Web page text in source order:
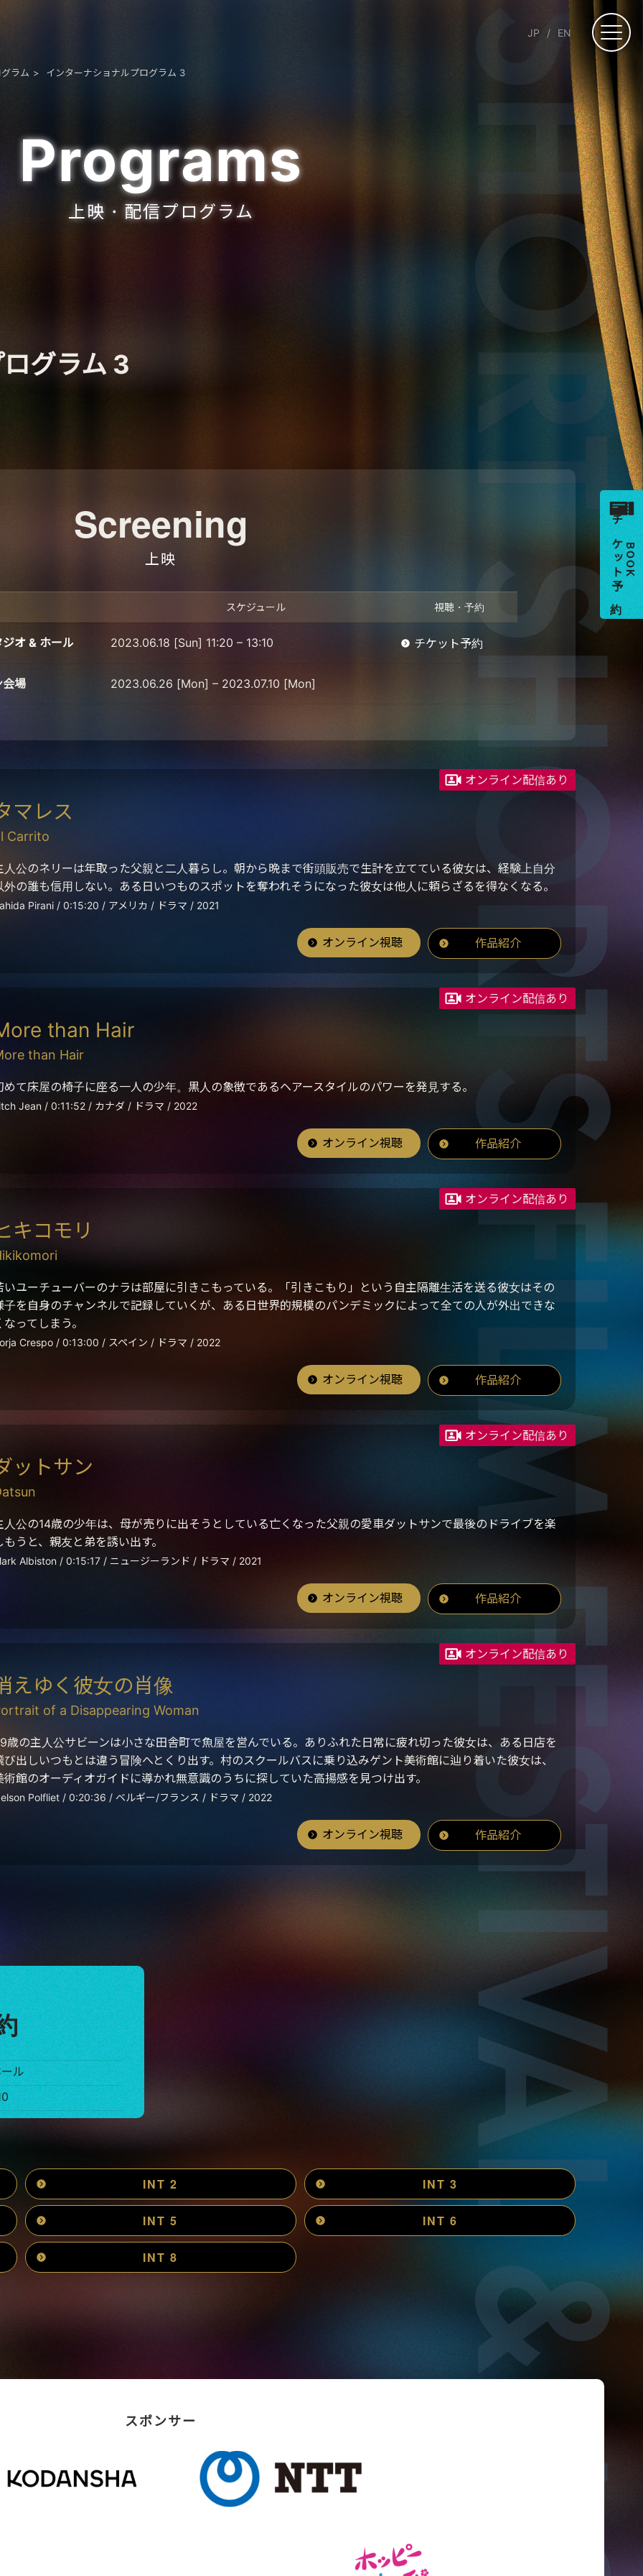
JP EN
ラム インターナショナルプログラム 3
Programs
上映・配信プログラム
BOOK
チケット予約
グラム 3
Screening
上映
スケジュール 視聴・予約
オ & ホール 2023.06.18 [Sun] 11:20 – 13:10 チケット予約
場 2023.06.26 [Mon] – 2023.07.10 [Mon]
オンライン配信あり
マレス
Carrito
人公のネリーは年取った父親と二人暮らし。朝から晩まで街頭販売で生計を立てている彼女は、経験上自分
外の誰も信用しない。ある日いつものスポットを奪われそうになった彼女は他人に頼らざるを得なくなる。
Pirani / 0:15:20 / アメリカ / ドラマ / 2021
オンライン視聴 作品紹介
オンライン配信あり
than Hair
than Hair
めて床屋の椅子に座る一人の少年。黒人の象徴であるヘアースタイルのパワーを発見する。
Jean / 0:11:52 / カナダ / ドラマ / 2022
オンライン視聴 作品紹介
オンライン配信あり
キコモリ
いユーチューバーのナラは部屋に引きこもっている。「引きこもり」という自主隔離生活を送る彼女はその
子を自身のチャンネルで記録していくが、ある日世界的規模のパンデミックによって全ての人が外出できな
なってしまう。
Crespo / 0:13:00 / スペイン / ドラマ / 2022
オンライン視聴 作品紹介
オンライン配信あり
ットサン
人公の14歳の少年は、母が売りに出そうとしている亡くなった父親の愛車ダットサンで最後のドライブを楽
もうと、親友と弟を誘い出す。
Albiston / 0:15:17 / ニュージーランド / ドラマ / 2021
オンライン視聴 作品紹介
オンライン配信あり
えゆく彼女の肖像
of a Disappearing Woman
歳の主人公サビーンは小さな田舎町で魚屋を営んでいる。ありふれた日常に疲れ切った彼女は、ある日店を
び出しいつもとは違う冒険へとくり出す。村のスクールバスに乗り込みゲント美術館に辿り着いた彼女は、
術館のオーディオガイドに導かれ無意識のうちに探していた高揚感を見つけ出す。
Polfliet / 0:20:36 / ベルギー/フランス / ドラマ / 2022
オンライン視聴 作品紹介
ル
INT 2 INT 3
INT 5 INT 6
INT 8
スポンサー